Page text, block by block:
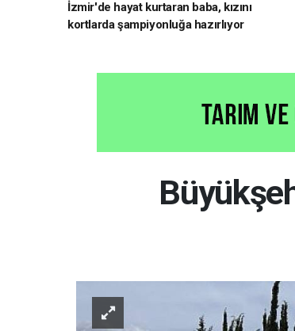
İzmir'de hayat kurtaran baba, kızını
kortlarda şampiyonluğa hazırlıyor